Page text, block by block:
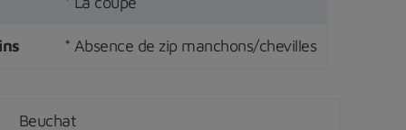
* Absence de zip manchons/chevilles
Beuchat